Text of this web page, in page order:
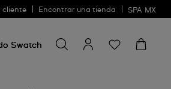
cliente Encontrar una tienda SPA MX
Swatch
algo